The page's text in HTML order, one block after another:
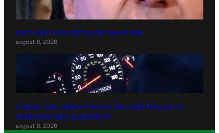
Kurti udara Srbe tamo gde najviše boli
avgust 8, 2026
Crvena, žuta, zelena ili plava: Šta znače lampice na
instrument tabli automobila?
avgust 8, 2026